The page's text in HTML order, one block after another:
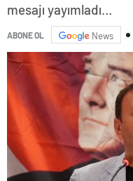
mesajı yayımladı…
ABONE OL News